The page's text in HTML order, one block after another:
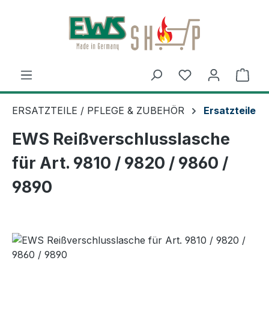
Zum Hauptinhalt springen
ERSATZTEILE / PFLEGE & ZUBEHÖR Ersatzteile
EWS Reißverschlusslasche
für Art. 9810 / 9820 / 9860 /
9890